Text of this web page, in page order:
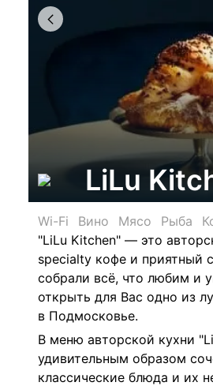
LiLu
Wi-Fi Вино Мясо Рыба
"LiLu Kitchen" — это
specialty кофе и приятный
собрали всё, что любим и
открыть для Вас одно из
в Подмосковье.
В меню авторской кухни
удивительным образом
классические блюда и их